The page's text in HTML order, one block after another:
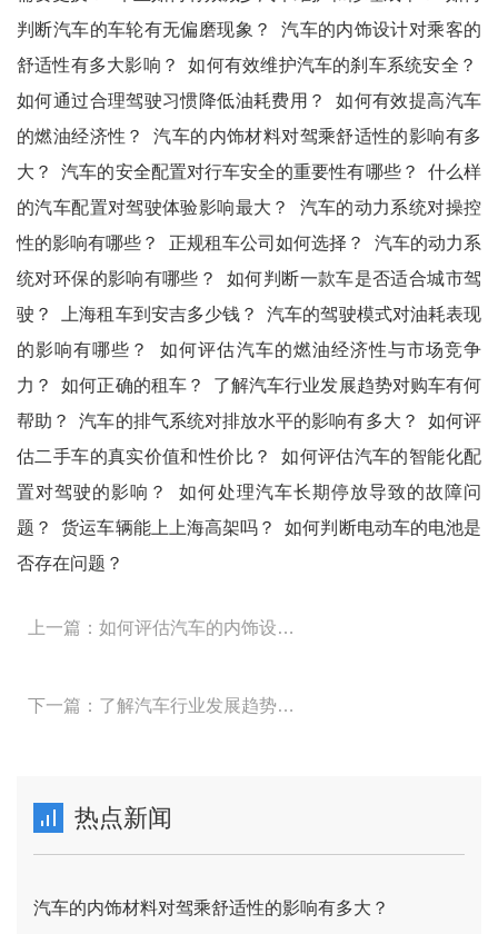
判断汽车的车轮有无偏磨现象？
汽车的内饰设计对乘客的
舒适性有多大影响？
如何有效维护汽车的刹车系统安全？
如何通过合理驾驶习惯降低油耗费用？
如何有效提高汽车
的燃油经济性？
汽车的内饰材料对驾乘舒适性的影响有多
大？
汽车的安全配置对行车安全的重要性有哪些？
什么样
的汽车配置对驾驶体验影响最大？
汽车的动力系统对操控
性的影响有哪些？
正规租车公司如何选择？
汽车的动力系
统对环保的影响有哪些？
如何判断一款车是否适合城市驾
驶？
上海租车到安吉多少钱？
汽车的驾驶模式对油耗表现
的影响有哪些？
如何评估汽车的燃油经济性与市场竞争
力？
如何正确的租车？
了解汽车行业发展趋势对购车有何
帮助？
汽车的排气系统对排放水平的影响有多大？
如何评
估二手车的真实价值和性价比？
如何评估汽车的智能化配
置对驾驶的影响？
如何处理汽车长期停放导致的故障问
题？
货运车辆能上上海高架吗？
如何判断电动车的电池是
否存在问题？
上一篇：如何评估汽车的内饰设计与用户体验的关系？
下一篇：了解汽车行业发展趋势对购车有何帮助？
热点新闻
汽车的内饰材料对驾乘舒适性的影响有多大？